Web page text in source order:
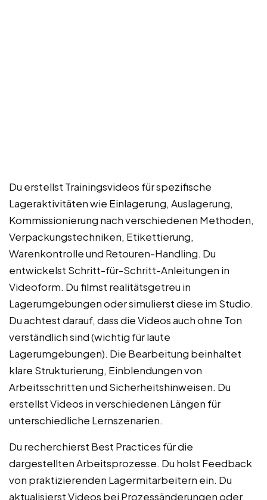
Du erstellst Trainingsvideos für spezifische
Lageraktivitäten wie Einlagerung, Auslagerung,
Kommissionierung nach verschiedenen Methoden,
Verpackungstechniken, Etikettierung,
Warenkontrolle und Retouren-Handling. Du
entwickelst Schritt-für-Schritt-Anleitungen in
Videoform. Du filmst realitätsgetreu in
Lagerumgebungen oder simulierst diese im Studio.
Du achtest darauf, dass die Videos auch ohne Ton
verständlich sind (wichtig für laute
Lagerumgebungen). Die Bearbeitung beinhaltet
klare Strukturierung, Einblendungen von
Arbeitsschritten und Sicherheitshinweisen. Du
erstellst Videos in verschiedenen Längen für
unterschiedliche Lernszenarien.
Du recherchierst Best Practices für die
dargestellten Arbeitsprozesse. Du holst Feedback
von praktizierenden Lagermitarbeitern ein. Du
aktualisierst Videos bei Prozessänderungen oder